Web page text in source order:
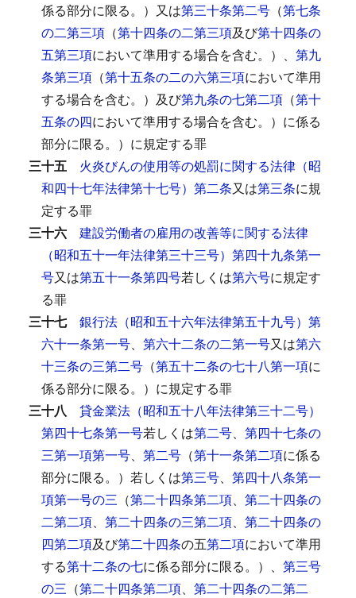
係る部分に限る。）又は第三十条第二号 （第七条
の二第三項 （第十四条の二第三項及び第十四条の
五第三項において準用する場合を含む。）、 第九
条第三項 （第十五条の二の六第三項において準用
する場合を含む。）及び第九条の七第二項 （第十
五条の四において準用する場合を含む。）に係る
部分に限る。）に規定する罪
三十五 火炎びんの使用等の処罰に関する法律（昭
和四十七年法律第十七号）第二条又は第三条に規
定する罪
三十六 建設労働者の雇用の改善等に関する法律
（昭和五十一年法律第三十三号）第四十九条第一
号又は第五十一条第四号若しくは第六号に規定す
る罪
三十七 銀行法（昭和五十六年法律第五十九号）第
六十一条第一号、 第六十二条の二第一号又は第六
十三条の三第二号 （第五十二条の七十八第一項に
係る部分に限る。）に規定する罪
三十八 貸金業法（昭和五十八年法律第三十二号）
第四十七条第一号若しくは第二号、 第四十七条の
三第一項第一号、 第二号 （第十一条第二項に係る
部分に限る。）若しくは第三号、 第四十八条第一
項第一号の三 （第二十四条第二項、 第二十四条の
二第二項、 第二十四条の三第二項、 第二十四条の
四第二項及び第二十四条の五第二項において準用
する第十二条の七に係る部分に限る。）、 第三号
の三 （第二十四条第二項、 第二十四条の二第二